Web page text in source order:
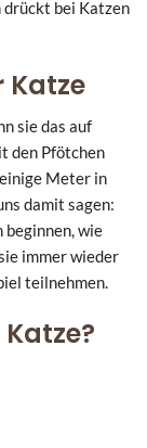
drückt bei Katzen
Katze
sie das auf
den Pfötchen
Meter in
damit sagen:
beginnen, wie
immer wieder
teilnehmen.